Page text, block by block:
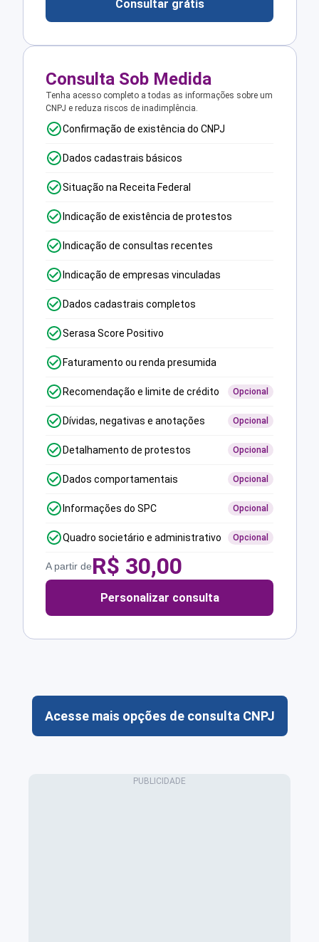
Consultar grátis
Consulta Sob Medida
Tenha acesso completo a todas as informações sobre um
CNPJ e reduza riscos de inadimplência.
Confirmação de existência do CNPJ
Dados cadastrais básicos
Situação na Receita Federal
Indicação de existência de protestos
Indicação de consultas recentes
Indicação de empresas vinculadas
Dados cadastrais completos
Serasa Score Positivo
Faturamento ou renda presumida
Recomendação e limite de crédito Opcional
Dívidas, negativas e anotações Opcional
Detalhamento de protestos Opcional
Dados comportamentais Opcional
Informações do SPC Opcional
Quadro societário e administrativo Opcional
A partir deR$ 30,00
Personalizar consulta
Acesse mais opções de consulta CNPJ